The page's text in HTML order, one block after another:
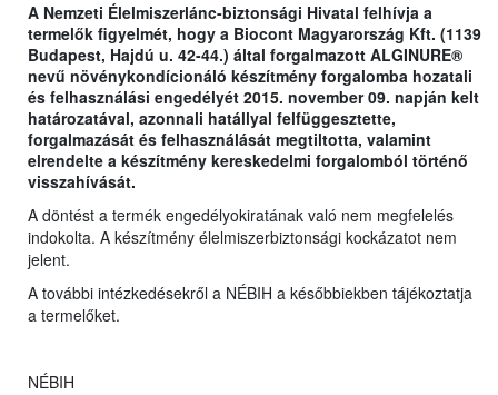
A Nemzeti Élelmiszerlánc-biztonsági Hivatal felhívja a
termelők figyelmét, hogy a Biocont Magyarország Kft. (1139
Budapest, Hajdú u. 42-44.) által forgalmazott ALGINURE®
nevű növénykondícionáló készítmény forgalomba hozatali
és felhasználási engedélyét 2015. november 09. napján kelt
határozatával, azonnali hatállyal felfüggesztette,
forgalmazását és felhasználását megtiltotta, valamint
elrendelte a készítmény kereskedelmi forgalomból történő
visszahívását.
A döntést a termék engedélyokiratának való nem megfelelés
indokolta. A készítmény élelmiszerbiztonsági kockázatot nem
jelent.
A további intézkedésekről a NÉBIH a későbbiekben tájékoztatja
a termelőket.
NÉBIH